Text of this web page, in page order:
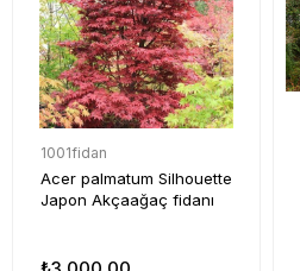
1001fidan
Acer palmatum Silhouette
Japon Akçaağaç fidanı